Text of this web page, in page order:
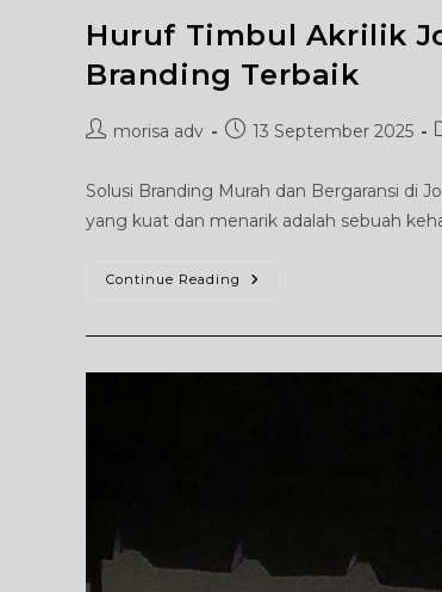
Huruf Timbul Akrilik
Branding Terbaik
Postmorisa adv
Post13 September 2025
Solusi Branding Murah dan Bergaransi di
yang kuat dan menarik adalah sebuah
Continue Reading Huruf
Jogja: